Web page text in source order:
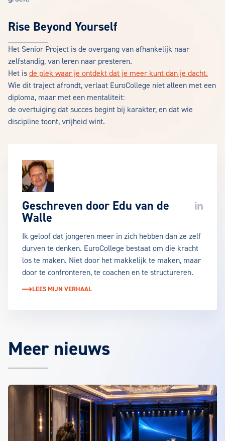
Rise Beyond Yourself
Het Senior Project is de overgang van afhankelijk naar
zelfstandig, van leren naar presteren.
Het is de plek waar je ontdekt dat je meer kunt dan je dacht.
Wie dit traject afrondt, verlaat EuroCollege niet alleen met een
diploma, maar met een mentaliteit:
de overtuiging dat succes begint bij karakter, en dat wie
discipline toont, vrijheid wint.
Geschreven door Edu van de
Walle
LinkedIn
Ik geloof dat jongeren meer in zich hebben dan ze zelf
durven te denken. EuroCollege bestaat om die kracht
los te maken. Niet door het makkelijk te maken, maar
door te confronteren, te coachen en te structureren.
LEES MIJN VERHAAL
Meer nieuws